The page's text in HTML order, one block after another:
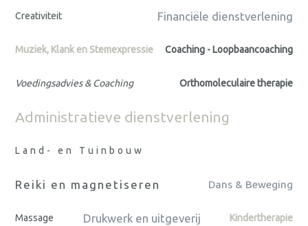
Creativiteit Financiële dienstverlening
Muziek, Klank en Stemexpressie Coaching - Loopbaancoaching
Voedingsadvies & Coaching Orthomoleculaire therapie
Administratieve dienstverlening
Land- en Tuinbouw
Reiki en magnetiseren Dans & Beweging
Massage Drukwerk en uitgeverij Kindertherapie